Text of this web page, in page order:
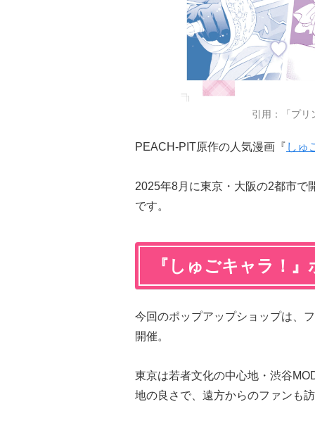
引用：「プリ
PEACH-PIT原作の人気漫画『 しゅ
2025年8月に東京・大阪の2都市で
です。
『しゅごキャラ！
今回のポップアップショップは、
開催。
東京は若者文化の中心地・渋谷
地の良さで、遠方からのファンも